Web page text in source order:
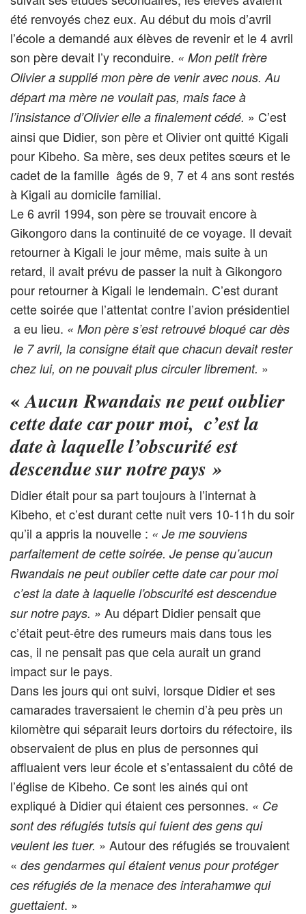
été renvoyés chez eux. Au début du mois d’avril
l’école a demandé aux élèves de revenir et le 4 avril
son père devait l’y reconduire. « Mon petit frère
Olivier a supplié mon père de venir avec nous. Au
départ ma mère ne voulait pas, mais face à
l’insistance d’Olivier elle a finalement cédé. » C’est
ainsi que Didier, son père et Olivier ont quitté Kigali
pour Kibeho. Sa mère, ses deux petites sœurs et le
cadet de la famille âgés de 9, 7 et 4 ans sont restés
à Kigali au domicile familial.
Le 6 avril 1994, son père se trouvait encore à
Gikongoro dans la continuité de ce voyage. Il devait
retourner à Kigali le jour même, mais suite à un
retard, il avait prévu de passer la nuit à Gikongoro
pour retourner à Kigali le lendemain. C’est durant
cette soirée que l’attentat contre l’avion présidentiel
a eu lieu. « Mon père s’est retrouvé bloqué car dès
le 7 avril, la consigne était que chacun devait rester
chez lui, on ne pouvait plus circuler librement. »
«Aucun Rwandais ne peut oublier
cette date car pour moi, c’est la
date à laquelle l’obscurité est
descendue sur notre pays »
Didier était pour sa part toujours à l’internat à
Kibeho, et c’est durant cette nuit vers 10-11h du soir
qu’il a appris la nouvelle : « Je me souviens
parfaitement de cette soirée. Je pense qu’aucun
Rwandais ne peut oublier cette date car pour moi
c’est la date à laquelle l’obscurité est descendue
sur notre pays. » Au départ Didier pensait que
c’était peut-être des rumeurs mais dans tous les
cas, il ne pensait pas que cela aurait un grand
impact sur le pays.
Dans les jours qui ont suivi, lorsque Didier et ses
camarades traversaient le chemin d’à peu près un
kilomètre qui séparait leurs dortoirs du réfectoire, ils
observaient de plus en plus de personnes qui
affluaient vers leur école et s’entassaient du côté de
l’église de Kibeho. Ce sont les ainés qui ont
expliqué à Didier qui étaient ces personnes. « Ce
sont des réfugiés tutsis qui fuient des gens qui
veulent les tuer. » Autour des réfugiés se trouvaient
« des gendarmes qui étaient venus pour protéger
ces réfugiés de la menace des interahamwe qui
guettaient. »